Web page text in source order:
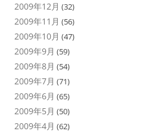
2009年12月 (32)
2009年11月 (56)
2009年10月 (47)
2009年9月 (59)
2009年8月 (54)
2009年7月 (71)
2009年6月 (65)
2009年5月 (50)
2009年4月 (62)